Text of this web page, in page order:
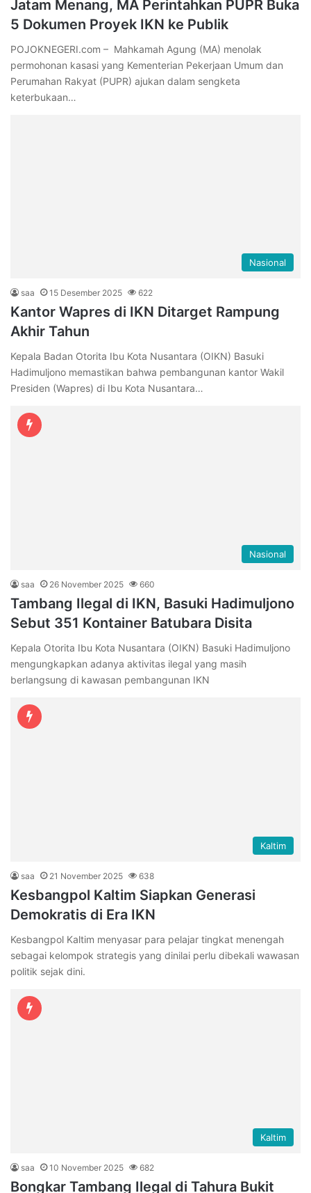
Jatam Menang, MA Perintahkan PUPR Buka
5 Dokumen Proyek IKN ke Publik
POJOKNEGERI.com – Mahkamah Agung (MA) menolak
permohonan kasasi yang Kementerian Pekerjaan Umum dan
Perumahan Rakyat (PUPR) ajukan dalam sengketa
keterbukaan…
Nasional
saa 15 Desember 2025 622
Kantor Wapres di IKN Ditarget Rampung
Akhir Tahun
Kepala Badan Otorita Ibu Kota Nusantara (OIKN) Basuki
Hadimuljono memastikan bahwa pembangunan kantor Wakil
Presiden (Wapres) di Ibu Kota Nusantara…
Nasional
saa 26 November 2025 660
Tambang Ilegal di IKN, Basuki Hadimuljono
Sebut 351 Kontainer Batubara Disita
Kepala Otorita Ibu Kota Nusantara (OIKN) Basuki Hadimuljono
mengungkapkan adanya aktivitas ilegal yang masih
berlangsung di kawasan pembangunan IKN
Kaltim
saa 21 November 2025 638
Kesbangpol Kaltim Siapkan Generasi
Demokratis di Era IKN
Kesbangpol Kaltim menyasar para pelajar tingkat menengah
sebagai kelompok strategis yang dinilai perlu dibekali wawasan
politik sejak dini.
Kaltim
saa 10 November 2025 682
Bongkar Tambang Ilegal di Tahura Bukit